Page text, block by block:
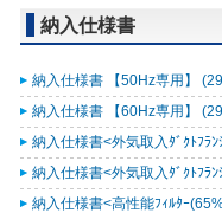
納入仕様書
納入仕様書 【50Hz専用】
納入仕様書 【60Hz専用】
納入仕様書<外気取入ﾀﾞｸﾄﾌﾗ
納入仕様書<外気取入ﾀﾞｸﾄﾌﾗ
納入仕様書<高性能ﾌｨﾙﾀｰ